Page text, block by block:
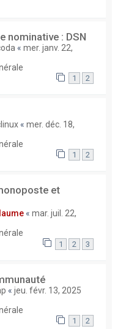
nominative : DSN
« mer. janv. 22,
1 2
« mer. déc. 18,
1 2
et
« mar. juil. 22,
1 2 3
« jeu. févr. 13, 2025
1 2